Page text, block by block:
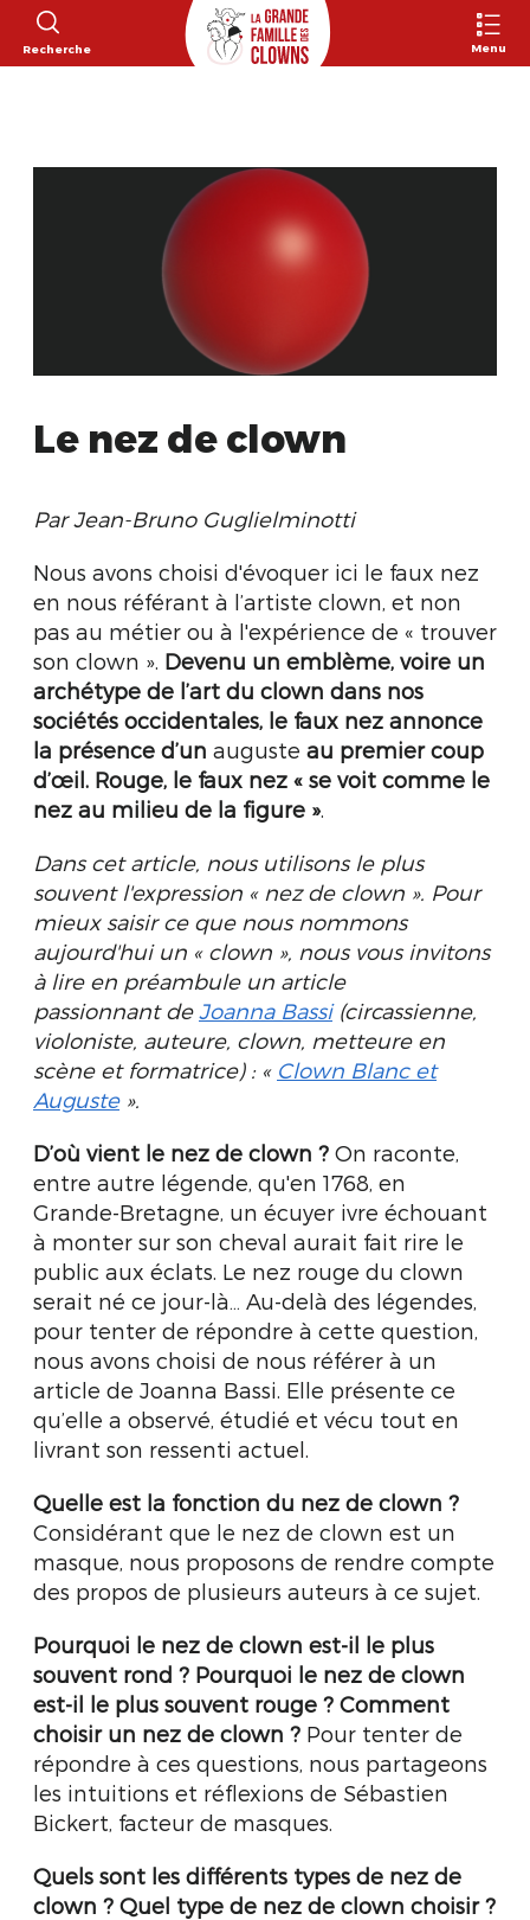
Recherche Menu
Le nez de clown
Par Jean-Bruno Guglielminotti
Nous avons choisi d'évoquer ici le faux nez
en nous référant à l’artiste clown, et non
pas au métier ou à l'expérience de « trouver
son clown ». Devenu un emblème, voire un
archétype de l’art du clown dans nos
sociétés occidentales, le faux nez annonce
la présence d’un auguste au premier coup
d’œil. Rouge, le faux nez « se voit comme le
nez au milieu de la figure ».
Dans cet article, nous utilisons le plus
souvent l'expression « nez de clown ». Pour
mieux saisir ce que nous nommons
aujourd'hui un « clown », nous vous invitons
à lire en préambule un article
passionnant deJoanna Bassi(circassienne,
violoniste, auteure, clown, metteure en
scène et formatrice) : « Clown Blanc et
Auguste».
D’où vient le nez de clown ? On raconte,
entre autre légende, qu'en 1768, en
Grande-Bretagne, un écuyer ivre échouant
à monter sur son cheval aurait fait rire le
public aux éclats. Le nez rouge du clown
serait né ce jour-là… Au-delà des légendes,
pour tenter de répondre à cette question,
nous avons choisi de nous référer à un
article de Joanna Bassi. Elle présente ce
qu’elle a observé, étudié et vécu tout en
livrant son ressenti actuel.
Quelle est la fonction du nez de clown ?
Considérant que le nez de clown est un
masque, nous proposons de rendre compte
des propos de plusieurs auteurs à ce sujet.
Pourquoi le nez de clown est-il le plus
souvent rond ? Pourquoi le nez de clown
est-il le plus souvent rouge ? Comment
choisir un nez de clown ? Pour tenter de
répondre à ces questions, nous partageons
les intuitions et réflexions de Sébastien
Bickert, facteur de masques.
Quels sont les différents types de nez de
clown ? Quel type de nez de clown choisir ?